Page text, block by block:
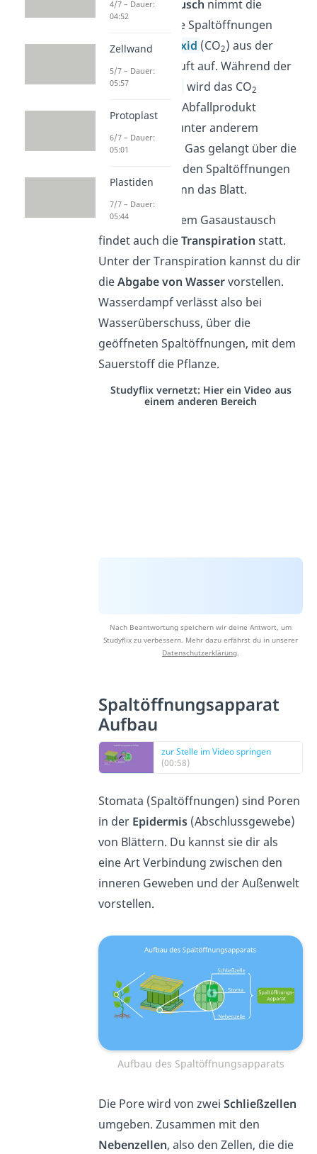
Beim Gasaustausch nimmt die
Pflanze über die Spaltöffnungen
Kohlenstoffdioxid (CO2) aus der
umgebenden Luft auf. Während der
Photosynthese
wird das CO2
verbraucht. Als Abfallprodukt
entsteht dann unter anderem
Sauerstoff
. Das Gas gelangt über die
Atemhöhlen zu den Spaltöffnungen
und verlässt dann das Blatt.
Zeitgleich mit dem Gasaustausch
findet auch dieTranspiration statt.
Unter der Transpiration kannst du dir
dieAbgabe von Wasservorstellen.
Wasserdampf verlässt also bei
Wasserüberschuss, über die
geöffneten Spaltöffnungen, mit dem
Sauerstoff die Pflanze.
Studyflix vernetzt: Hier ein Video aus
einem anderen Bereich
Nach Beantwortung speichern wir deine Antwort, um
Studyflix zu verbessern. Mehr dazu erfährst du in unserer
Datenschutzerklärung
Spaltöffnungsapparat
Aufbau
zur Stelle im Video springen
(00:58)
Stomata (Spaltöffnungen) sind Poren
in der Epidermis (Abschlussgewebe)
von Blättern. Du kannst sie dir als
eine Art Verbindung zwischen den
inneren Geweben und der Außenwelt
vorstellen.
Aufbau des Spaltöffnungsapparats
Die Pore wird von zweiSchließzellen
umgeben. Zusammen mit den
Nebenzellen, also den Zellen, die die
4/7 – Dauer:
04:52
Zellwand
5/7 – Dauer:
05:57
Protoplast
6/7 – Dauer:
05:01
Plastiden
7/7 – Dauer:
05:44